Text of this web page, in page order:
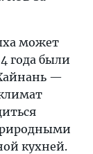
может
года были
—
кухней.